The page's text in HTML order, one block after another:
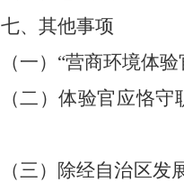
七、其他事项
（一） “营商环境体验
（二）体验官应恪
（三）除经自治区